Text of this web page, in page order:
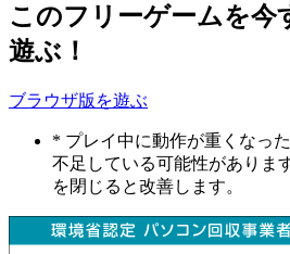
このフリーゲームを今
遊ぶ！
ブラウザ版を遊ぶ
* プレイ中に動作が重くなっ
不足している可能性がありま
を閉じると改善します。